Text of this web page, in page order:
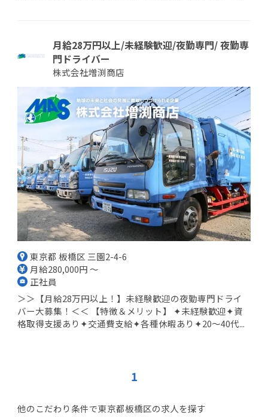
月給28万円以上/未経験歓迎/夜勤専門/ 夜勤専
門ドライバー
株式会社増渕商店
東京都 板橋区 三園2-4-6
月給280,000円 ～
正社員
＞＞【月給28万円以上！】未経験歓迎の夜勤専門ドライ
バー大募集！＜＜ 【特徴＆メリット】 ✦未経験歓迎✦資
格取得支援あり✦交通費支給✦各種休暇あり✦20～40代...
1
他のこだわり条件で東京都板橋区の求人を探す